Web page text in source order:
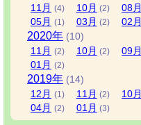
11 月 (4) 10月 (2) 08月
05月 (1) 03 月 (2) 02 月
2020年 (10)
11 月 (2) 10月 (2) 09月
01 月 (2)
2019年 (14)
12 月 (1) 11 月 (2) 10月
04月 (2) 01 月 (3)